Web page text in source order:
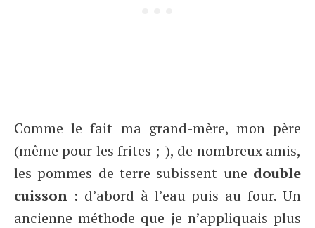
Comme le fait ma grand-mère, mon père
(même pour les frites ;-), de nombreux amis,
les pommes de terre subissent une double
cuisson : d’abord à l’eau puis au four. Un
ancienne méthode que je n’appliquais plus